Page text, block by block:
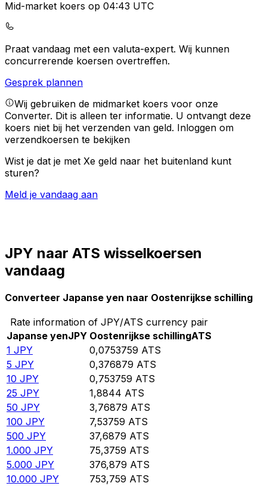
Mid-market koers op 04:43 UTC
Praat vandaag met een valuta-expert. Wij kunnen
concurrerende koersen overtreffen.
Gesprek plannen
Wij gebruiken de midmarket koers voor onze
Converter. Dit is alleen ter informatie. U ontvangt deze
koers niet bij het verzenden van geld. Inloggen om
verzendkoersen te bekijken
Wist je dat je met Xe geld naar het buitenland kunt
sturen?
Meld je vandaag aan
JPY naar ATS wisselkoersen
vandaag
Converteer Japanse yen naar Oostenrijkse schilling
Rate information of JPY/ATS currency pair
Japanse yenJPY Oostenrijkse schillingATS
1 JPY 0,0753759 ATS
5 JPY 0,376879 ATS
10 JPY 0,753759 ATS
25 JPY 1,8844 ATS
50 JPY 3,76879 ATS
100 JPY 7,53759 ATS
500 JPY 37,6879 ATS
1.000 JPY 75,3759 ATS
5.000 JPY 376,879 ATS
10.000 JPY 753,759 ATS